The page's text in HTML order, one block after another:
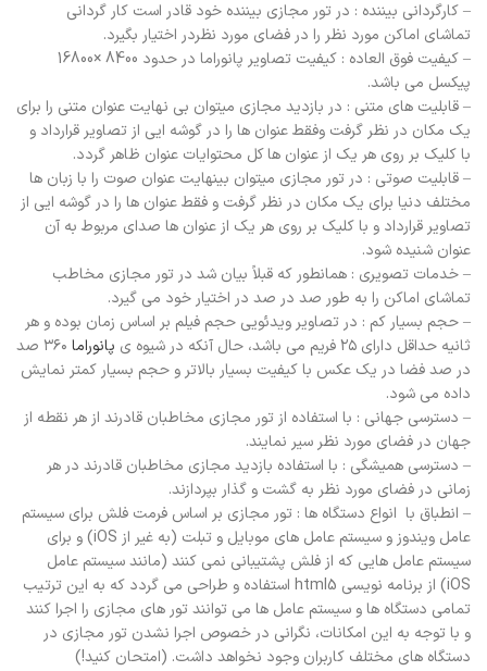
– کارگردانی بیننده : در تور مجازی بیننده خود قادر است کار گردانی
تماشای اماکن مورد نظر را در فضای مورد نظردر اختیار بگیرد.
– کیفیت فوق العاده : کیفیت تصاویر پانوراما در حدود 8400 ×16800
پیکسل می باشد.
– قابلیت های متنی : در بازدید مجازی میتوان بی نهایت عنوان متنی را برای
یک مکان در نظر گرفت وفقط عنوان ها را در گوشه ایی از تصاویر قرارداد و
با کلیک بر روی هر یک از عنوان ها کل محتوایات عنوان ظاهر گردد.
– قابلیت صوتی : در تور مجازی میتوان بینهایت عنوان صوت را با زبان ها
مختلف دنیا برای یک مکان در نظر گرفت و فقط عنوان ها را در گوشه ایی از
تصاویر قرارداد و با کلیک بر روی هر یک از عنوان ها صدای مربوط به آن
عنوان شنیده شود.
– خدمات تصویری : همانطور که قبلاً بیان شد در تور مجازی مخاطب
تماشای اماکن را به طور صد در صد در اختیار خود می گیرد.
– حجم بسیار کم : در تصاویر ویدئویی حجم فیلم بر اساس زمان بوده و هر
ثانیه حداقل دارای ۲۵ فریم می باشد، حال آنکه در شیوه ی
پانوراما
۳۶۰ صد
در صد فضا در یک عکس با کیفیت بسیار بالاتر و حجم بسیار کمتر نمایش
داده می شود.
– دسترسی جهانی : با استفاده از تور مجازی مخاطبان قادرند از هر نقطه از
جهان در فضای مورد نظر سیر نمایند.
– دسترسی همیشگی : با استفاده بازدید مجازی مخاطبان قادرند در هر
زمانی در فضای مورد نظر به گشت و گذار بپردازند.
– انطباق با انواع دستگاه ها : تور مجازی بر اساس فرمت فلش برای سیستم
عامل ویندوز و سیستم عامل های موبایل و تبلت (به غیر از iOS) و برای
سیستم عامل هایی که از فلش پشتیبانی نمی کنند (مانند سیستم عامل
iOS) از برنامه نویسی html5 استفاده و طراحی می گردد که به این ترتیب
تمامی دستگاه ها و سیستم عامل ها می توانند تور های مجازی را اجرا کنند
و با توجه به این امکانات، نگرانی در خصوص اجرا نشدن تور مجازی در
دستگاه های مختلف کاربران وجود نخواهد داشت. (امتحان کنید!)